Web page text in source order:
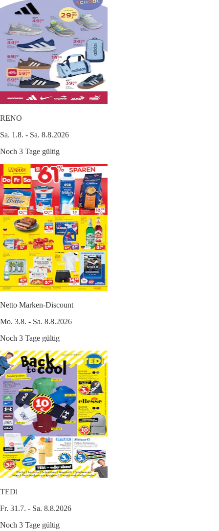
RENO
Sa. 1.8. - Sa. 8.8.2026
Noch 3 Tage gültig
Netto Marken-Discount
Mo. 3.8. - Sa. 8.8.2026
Noch 3 Tage gültig
TEDi
Fr. 31.7. - Sa. 8.8.2026
Noch 3 Tage gültig